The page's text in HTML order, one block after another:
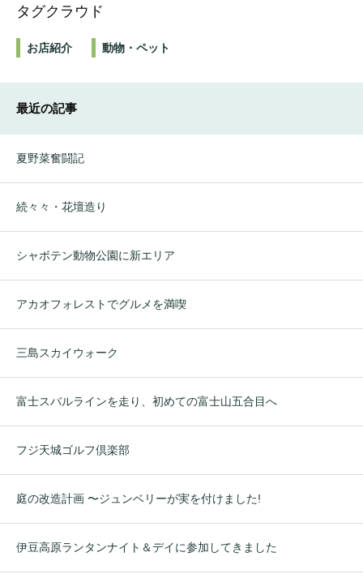
タグクラウド
お店紹介 動物・ペット
最近の記事
夏野菜奮闘記
続々々・花壇造り
シャボテン動物公園に新エリア
アカオフォレストでグルメを満喫
三島スカイウォーク
富士スバルラインを走り、初めての富士山五合目へ
フジ天城ゴルフ倶楽部
庭の改造計画 〜ジュンベリーが実を付けました!
伊豆高原ランタンナイト＆デイに参加してきました